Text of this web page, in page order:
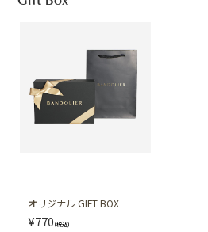
オリジナル GIFT BOX
¥770 (税込)